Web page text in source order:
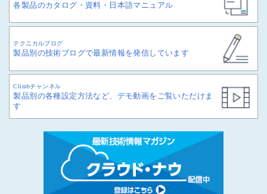
各製品のカタログ・資料・日本語マニュアル
テクニカルブログ
製品別の技術ブログで最新情報を発信しています
Climbチャンネル
製品別の各種設定方法など、デモ動画をご覧いただけま
す